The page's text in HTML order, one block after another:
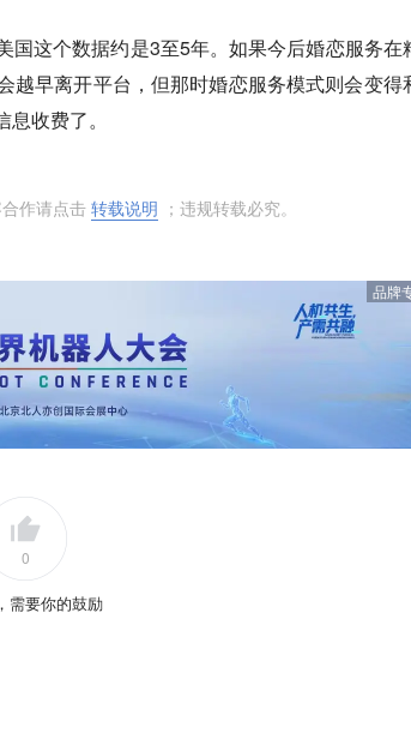
这个数据约是3至5年。如果今后婚恋服务在
越早离开平台，但那时婚恋服务模式则会变得
收费了。
作请点击 转载说明 ；违规转载必究。
品牌
0
需要你的鼓励